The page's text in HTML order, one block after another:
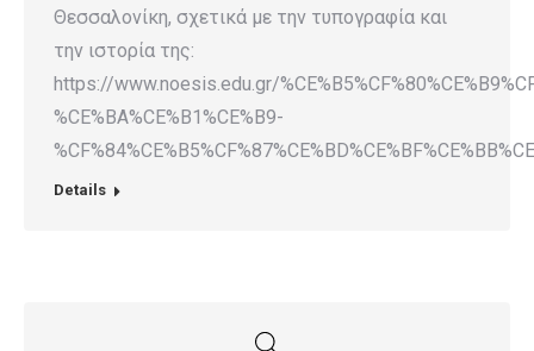
Θεσσαλονίκη, σχετικά με την τυπογραφία και
την ιστορία της:
https://www.noesis.edu.gr/
%CE%BA%CE%B1%CE%B9-
Details